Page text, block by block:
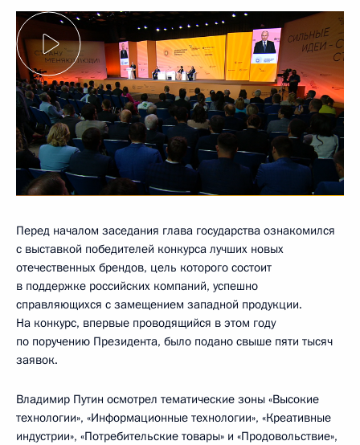
Перед началом заседания глава государства ознакомился
с выставкой победителей конкурса лучших новых
отечественных брендов, цель которого состоит
в поддержке российских компаний, успешно
справляющихся с замещением западной продукции.
На конкурс, впервые проводящийся в этом году
по поручению Президента, было подано свыше пяти тысяч
заявок.
Владимир Путин осмотрел тематические зоны «Высокие
технологии», «Информационные технологии», «Креативные
индустрии», «Потребительские товары» и «Продовольствие»,